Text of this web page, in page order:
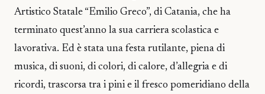
Artistico Statale “Emilio Greco”, di Catania, che ha
terminato quest’anno la sua carriera scolastica e
lavorativa. Ed è stata una festa rutilante, piena di
musica, di suoni, di colori, di calore, d’allegria e di
ricordi, trascorsa tra i pini e il fresco pomeridiano della